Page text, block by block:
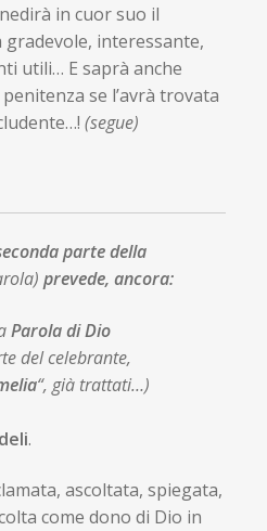
in cuor suo il
gradevole, interessante,
utili… E saprà anche
se l’avrà trovata
(segue)
parte della
prevede, ancora:
Parola di Dio
del celebrante,
“, già trattati…)
.
ascoltata, spiegata,
come dono di Dio in